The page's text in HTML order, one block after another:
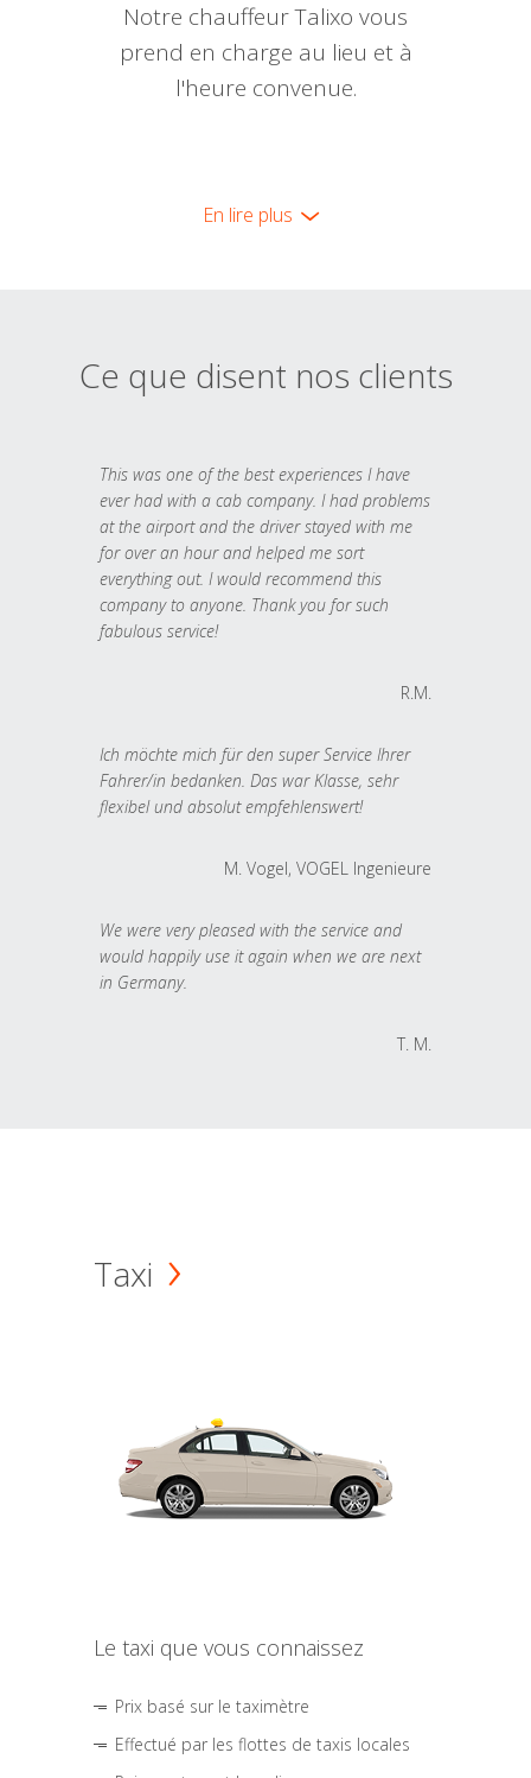
Notre chauffeur Talixo vous
prend en charge au lieu et à
l'heure convenue.
En lire plus
Ce que disent nos clients
This was one of the best experiences I have
ever had with a cab company. I had problems
at the airport and the driver stayed with me
for over an hour and helped me sort
everything out. I would recommend this
company to anyone. Thank you for such
fabulous service!
R.M.
Ich möchte mich für den super Service Ihrer
Fahrer/in bedanken. Das war Klasse, sehr
flexibel und absolut empfehlenswert!
M. Vogel, VOGEL Ingenieure
We were very pleased with the service and
would happily use it again when we are next
in Germany.
T. M.
Taxi
Le taxi que vous connaissez
Prix basé sur le taximètre
Effectué par les flottes de taxis locales